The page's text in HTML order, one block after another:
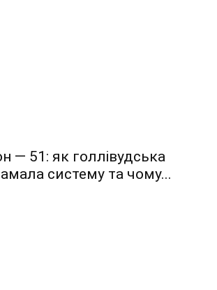
— 51: як голлівудська
систему та чому...